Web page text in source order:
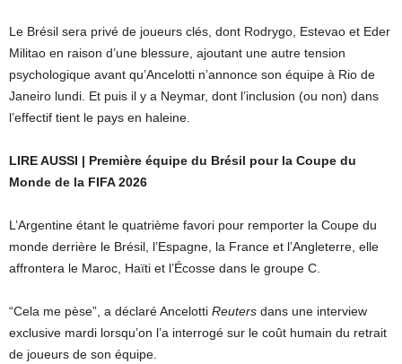
Le Brésil sera privé de joueurs clés, dont Rodrygo, ‌Estevao ​​et Eder
Militao en raison d’une blessure, ajoutant une autre tension
psychologique avant qu’Ancelotti n’annonce son équipe à Rio de
Janeiro lundi. Et puis il y a Neymar, dont l’inclusion (ou non) dans
l’effectif tient le pays en haleine.
LIRE AUSSI | Première équipe du Brésil pour la Coupe du
Monde de la FIFA 2026
L’Argentine étant le quatrième favori pour remporter la Coupe du
monde derrière le Brésil, l’Espagne, la France et l’Angleterre, elle
affrontera le Maroc, Haïti et l’Écosse dans le groupe C.
“Cela me pèse”, a déclaré Ancelotti Reuters dans une interview
exclusive mardi lorsqu’on l’a interrogé sur le coût humain du retrait
de joueurs de son équipe.